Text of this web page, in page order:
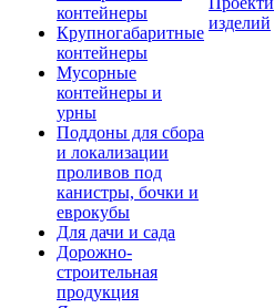
контейнеры
Крупногабаритные
контейнеры
Мусорные
контейнеры и
урны
Поддоны для сбора
и локализации
проливов под
канистры, бочки и
еврокубы
Для дачи и сада
Дорожно-
строительная
продукция
изделий